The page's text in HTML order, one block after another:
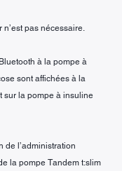
pas nécessaire.
à la pompe à
sont affichées à la
sur la pompe à insuline
de l’administration
la pompe Tandem t:slim